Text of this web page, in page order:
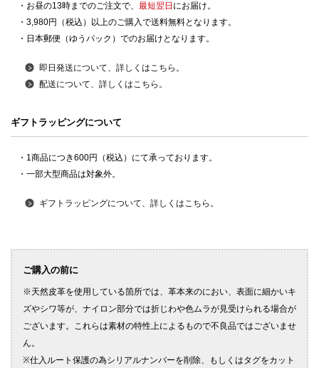
・お昼の13時までのご注文で、 最短翌日 にお届け。
・3,980円（税込）以上のご購入で送料無料となります。
・日本郵便（ゆうパック）でのお届けとなります。
即日発送について、詳しくはこちら。
配送について、詳しくはこちら。
ギフトラッピングについて
・1商品につき600円（税込）にて承っております。
・一部大型商品は対象外。
ギフトラッピングについて、詳しくはこちら。